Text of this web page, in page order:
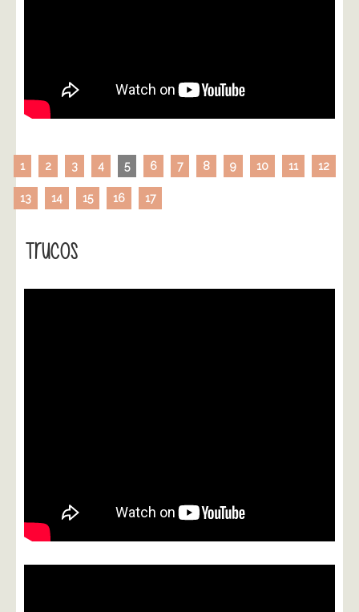
1 2 3 4 5 6 7 8 9 10 11 12
13 14 15 16 17
Trucos